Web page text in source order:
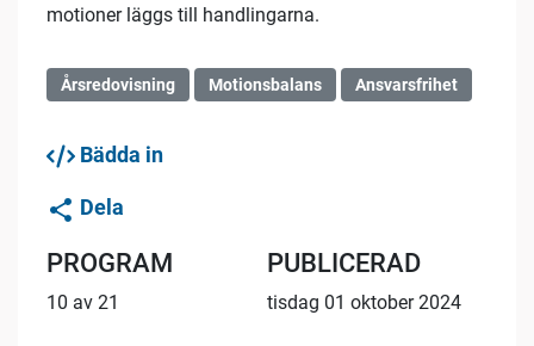
motioner läggs till handlingarna.
Årsredovisning Motionsbalans Ansvarsfrihet
Bädda in
Dela
PROGRAM
10 av 21
PUBLICERAD
tisdag 01 oktober 2024